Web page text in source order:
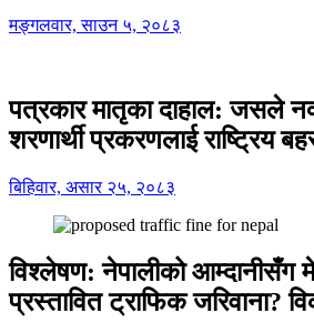
मङ्गलवार, साउन ५, २०८३
पत्रकार मातृका दाहाल: जसले
शरणार्थी प्रकरणलाई राष्ट्रिय
बिहिवार, असार २५, २०८३
विश्लेषण: नेपालीको आम्दानीसँग
प्रस्तावित ट्राफिक जरिवाना?